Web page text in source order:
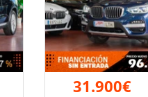
31.900€